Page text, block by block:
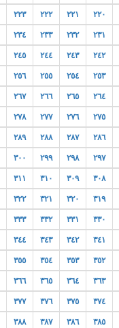
٢٢٠ ٢٢١ ٢٢٢ ٢٢٣
٢٣١ ٢٣٢ ٢٣٣ ٢٣٤
٢٤٢ ٢٤٣ ٢٤٤ ٢٤٥
٢٥٣ ٢٥٤ ٢٥٥ ٢٥٦
٢٦٤ ٢٦٥ ٢٦٦ ٢٦٧
٢٧٥ ٢٧٦ ٢٧٧ ٢٧٨
٢٨٦ ٢٨٧ ٢٨٨ ٢٨٩
٢٩٧ ٢٩٨ ٢٩٩ ٣٠٠
٣٠٨ ٣٠٩ ٣١٠ ٣١١
٣١٩ ٣٢٠ ٣٢١ ٣٢٢
٣٣٠ ٣٣١ ٣٣٢ ٣٣٣
٣٤١ ٣٤٢ ٣٤٣ ٣٤٤
٣٥٢ ٣٥٣ ٣٥٤ ٣٥٥
٣٦٣ ٣٦٤ ٣٦٥ ٣٦٦
٣٧٤ ٣٧٥ ٣٧٦ ٣٧٧
٣٨٥ ٣٨٦ ٣٨٧ ٣٨٨